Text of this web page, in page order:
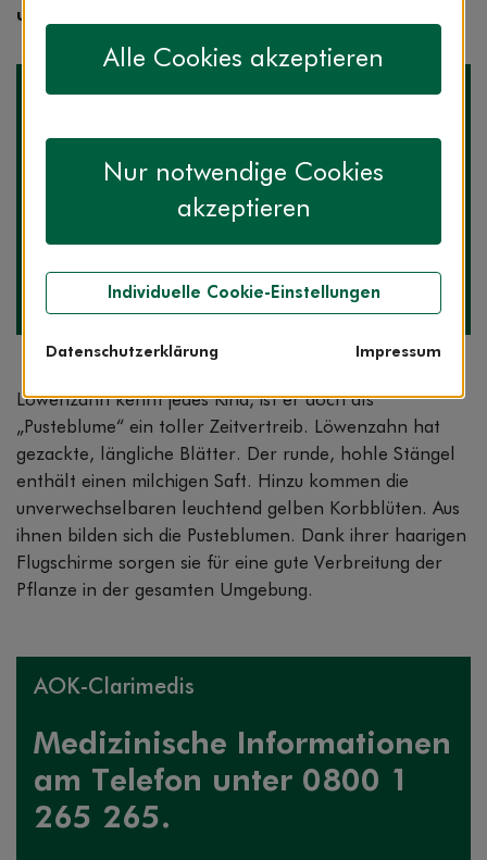
unserem Heilpflanzen-Lexikon.
Die Expertin zum Thema
Apothekerin
ServiceCenter AOK-Clarimedis
Löwenzahn kennt jedes Kind, ist er doch als
„Pusteblume“ ein toller Zeitvertreib. Löwenzahn hat
gezackte, längliche Blätter. Der runde, hohle Stängel
enthält einen milchigen Saft. Hinzu kommen die
unverwechselbaren leuchtend gelben Korbblüten. Aus
ihnen bilden sich die Pusteblumen. Dank ihrer haarigen
Flugschirme sorgen sie für eine gute Verbreitung der
Pflanze in der gesamten Umgebung.
AOK-Clarimedis
Medizinische Informationen
am Telefon unter 0800 1
265 265.
Alle Cookies akzeptieren
Nur notwendige Cookies
akzeptieren
Individuelle Cookie-Einstellungen
Datenschutzerklärung Impressum